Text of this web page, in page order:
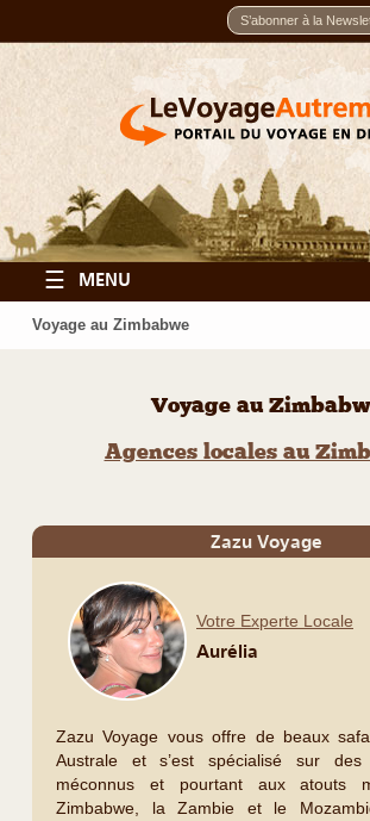
☰ MENU
Voyage au Zimbabwe
Voyage au
Agences locales au
Zazu Voyage
Votre Experte Locale
Aurélia
Zazu Voyage vous offre de beaux
Australe et s’est spécialisé sur des
méconnus et pourtant aux atouts
Zimbabwe, la Zambie et le